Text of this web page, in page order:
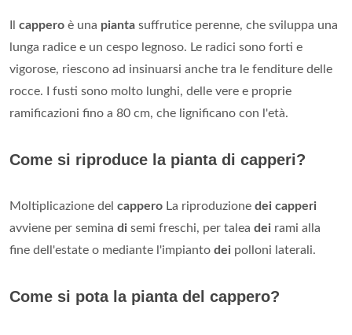
cappero è una pianta suffrutice perenne, che sviluppa una
lunga radice e un cespo legnoso. Le radici sono forti e
vigorose, riescono ad insinuarsi anche tra le fenditure delle
rocce. I fusti sono molto lunghi, delle vere e proprie
ramificazioni fino a 80 cm, che lignificano con l'età.
Come si riproduce la pianta di capperi?
Moltiplicazione del cappero La riproduzione dei capperi
avviene per semina di semi freschi, per talea dei rami alla
fine dell'estate o mediante l'impianto dei polloni laterali.
Come si pota la pianta del cappero?